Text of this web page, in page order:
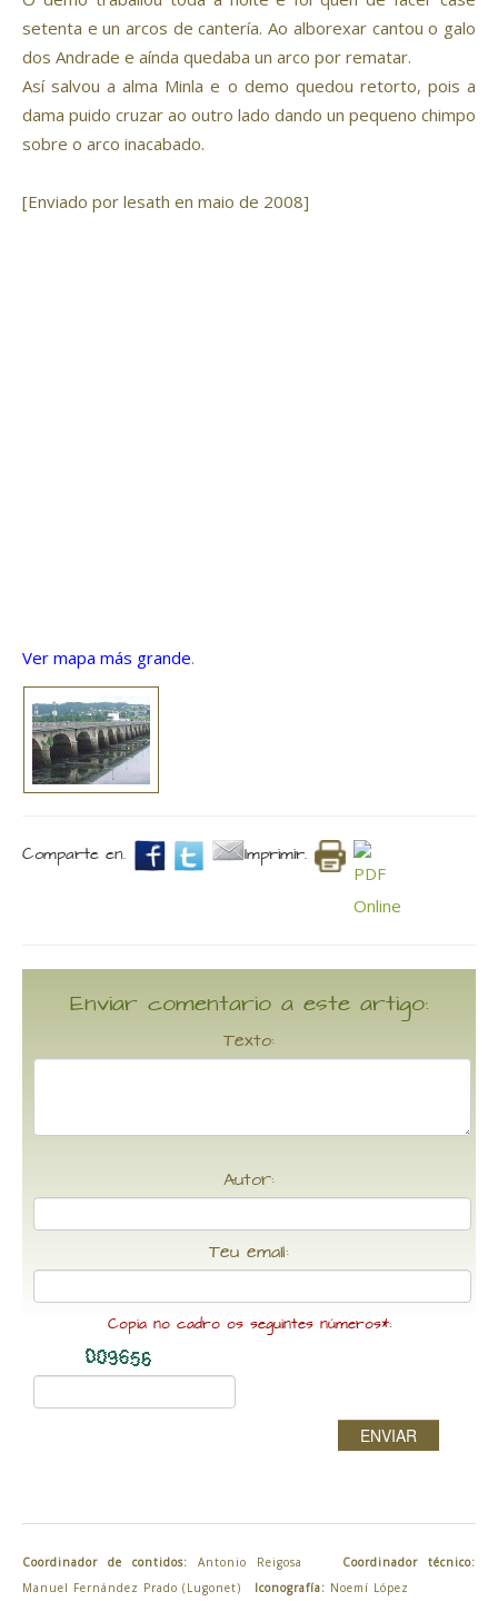
setenta e un arcos de cantería. Ao alborexar cantou o galo
dos Andrade e aínda quedaba un arco por rematar.
Así salvou a alma Minla e o demo quedou retorto, pois a
dama puido cruzar ao outro lado dando un pequeno chimpo
sobre o arco inacabado.
[Enviado por lesath en maio de 2008]
Ver mapa más grande.
Comparte en. Imprimir.
Enviar comentario a este artigo:
Texto:
Autor:
Teu email:
Copia no cadro os seguintes números*:
ENVIAR
Coordinador de contidos: Antonio Reigosa Coordinador técnico:
Manuel Fernández Prado (Lugonet) Iconografía: Noemí López